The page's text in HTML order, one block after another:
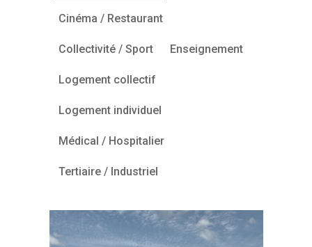
Cinéma / Restaurant
Collectivité / Sport Enseignement
Logement collectif
Logement individuel
Médical / Hospitalier
Tertiaire / Industriel